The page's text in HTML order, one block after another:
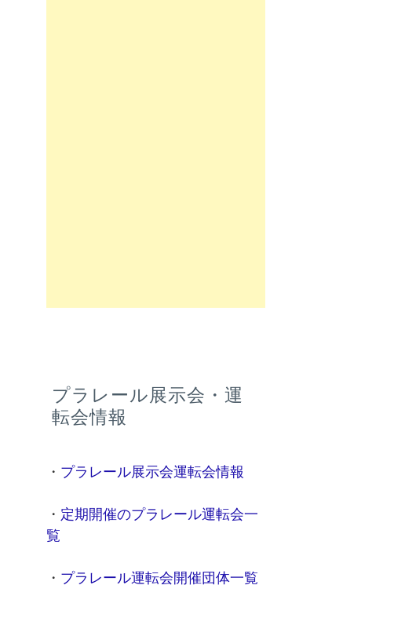
プラレール展示会・運
転会情報
・ プラレール展示会運転会情報
・ 定期開催のプラレール運転会一
覧
・ プラレール運転会開催団体一覧